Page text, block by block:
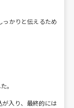
っかりと伝えるため
。
入り、最終的には